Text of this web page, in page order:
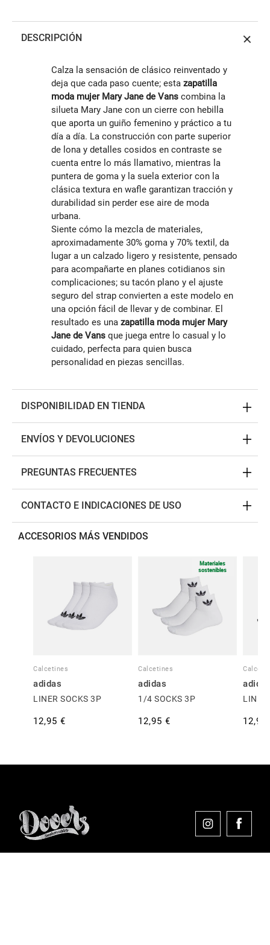
DESCRIPCIÓN
Calza la sensación de clásico reinventado y
deja que cada paso cuente; esta zapatilla
moda mujer Mary Jane de Vans combina la
silueta Mary Jane con un cierre con hebilla
que aporta un guiño femenino y práctico a tu
día a día. La construcción con parte superior
de lona y detalles cosidos en contraste se
cuenta entre lo más llamativo, mientras la
puntera de goma y la suela exterior con la
clásica textura en wafle garantizan tracción y
durabilidad sin perder ese aire de moda
urbana.
Siente cómo la mezcla de materiales,
aproximadamente 30% goma y 70% textil, da
lugar a un calzado ligero y resistente, pensado
para acompañarte en planes cotidianos sin
complicaciones; su tacón plano y el ajuste
seguro del strap convierten a este modelo en
una opción fácil de llevar y de combinar. El
resultado es una zapatilla moda mujer Mary
Jane de Vans que juega entre lo casual y lo
cuidado, perfecta para quien busca
personalidad en piezas sencillas.
DISPONIBILIDAD EN TIENDA
ENVÍOS Y DEVOLUCIONES
PREGUNTAS FRECUENTES
CONTACTO E INDICACIONES DE USO
ACCESORIOS MÁS VENDIDOS
Calcetines
adidas
LINER SOCKS 3P
12,95 €
Materiales
sostenibles
Calcetines
adidas
1/4 SOCKS 3P
12,95 €
LINER
12,95